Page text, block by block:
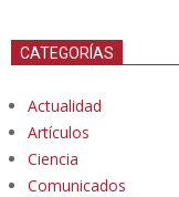
CATEGORÍAS
Actualidad
Artículos
Ciencia
Comunicados